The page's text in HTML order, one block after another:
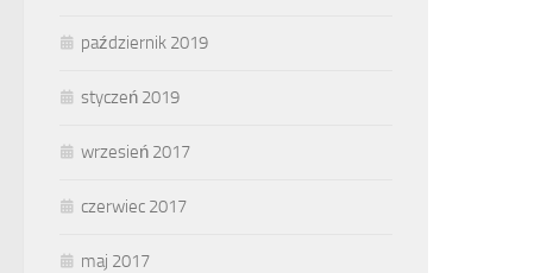
październik 2019
styczeń 2019
wrzesień 2017
czerwiec 2017
maj 2017